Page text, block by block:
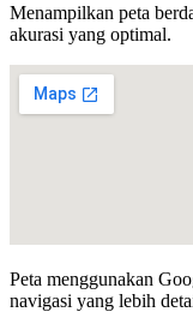
Menampilkan peta
akurasi yang optimal.
Peta menggunakan
navigasi yang lebih